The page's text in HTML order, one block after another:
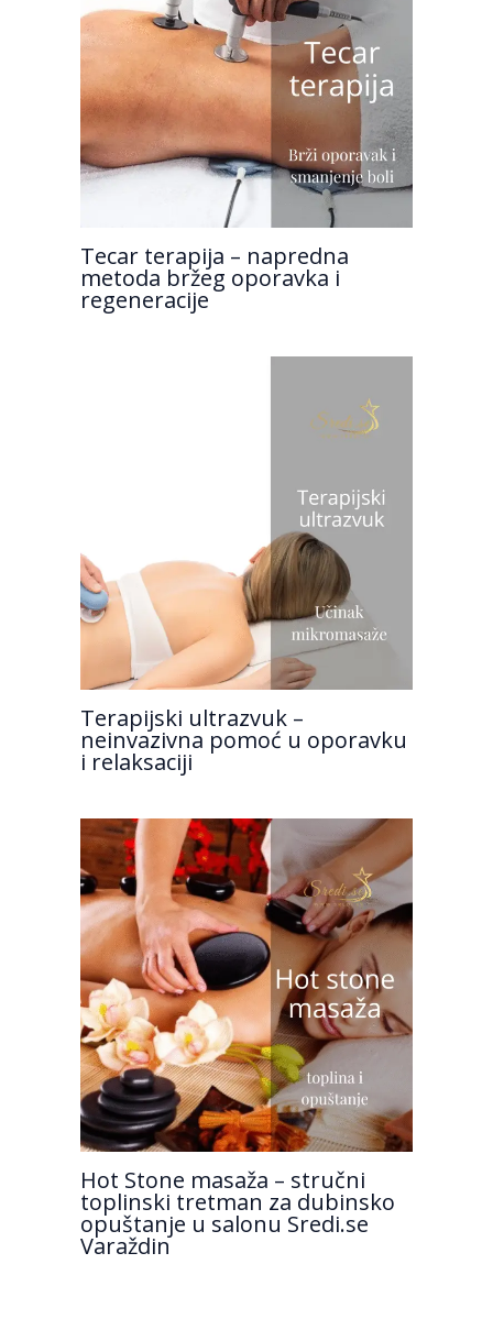
Tecar terapija – napredna
metoda bržeg oporavka i
regeneracije
Terapijski ultrazvuk –
neinvazivna pomoć u oporavku
i relaksaciji
Hot Stone masaža – stručni
toplinski tretman za dubinsko
opuštanje u salonu Sredi.se
Varaždin